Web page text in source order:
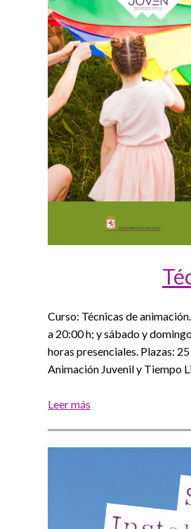
Curso: Técnicas de
a 20:00 h; y sábado y
horas presenciales. Plazas:
Animación Juvenil y Tiempo
Leer más